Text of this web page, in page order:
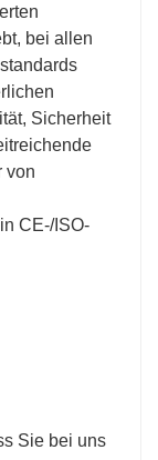
bei allen
Sicherheit
von
CE-/ISO-
Sie bei uns